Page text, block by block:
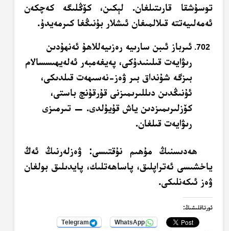
توسۇشقا قارىتىلغان. لېكىن، كۆڭلىگە كەچكەن
ئەمەلىيەتتە قىلالمىغان ئىشلار بۇنىڭغا كىرمەيدۇ.
ئىرباز ئىبن سارىيە رەزىيەللاھۇ ئەنھۇدىن
رىۋايەت قىلىنىدۇكى، پەيغەمبەر ئەلەيھىسسالام
بىزگە شۇنداق بىر ۋەز-نەسىھەت قىلدىكى،
ئۇنىڭدىن دىللىرىمىزنى قۇرقۇنچ باستى،
كۆزلىرىمىزدىن ياش قۇيۇلدى. — تىرمىزى
رىۋايەت قىلغان.
ھەدىسنىڭ مۇھىم نۇقتىسى: ۋەزلەرنىڭ ئەڭ
ياخشىسى ئەتراپلىق، پاساھەتلىك، پايدىلىق بولغان
ۋەز ئىكەنلىكى.
ئورتاقلىشىڭ:
WhatsApp
Telegram